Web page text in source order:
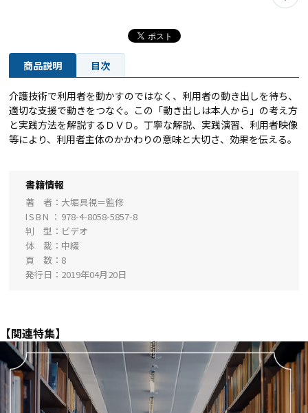
商品説明 目次
介護技術で利用者を動かすのではなく、利用者の動き出しを待ち、
適切な支援で動きをつなぐ。この「動き出しは本人から」の考え方
と実践方法を解説するＤＶＤ。丁寧な解説、実践演習、利用者映像
等により、利用者主体のかかわりの意味と大切さ、効果を伝える。
書籍情報
著 者
大堀具視＝監修
ISBN
978-4-8058-5857-8
判 型
ビデオ
体 裁
中綴
頁 数
8
発行日
2019年04月20日
【関連特集】